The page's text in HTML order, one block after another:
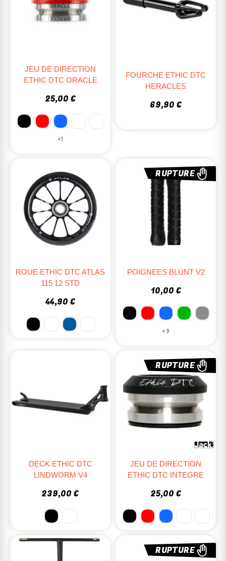
JEU DE DIRECTION
ETHIC DTC ORACLE
25,00 €
+1
FOURCHE ETHIC DTC
HERACLES
69,90 €
ROUE ETHIC DTC ATLAS
115 12 STD
44,90 €
RUPTURE
POIGNEES BLUNT V2
10,00 €
+9
DECK ETHIC DTC
LINDWORM V4
239,00 €
RUPTURE
JEU DE DIRECTION
ETHIC DTC INTEGRE
25,00 €
RUPTURE